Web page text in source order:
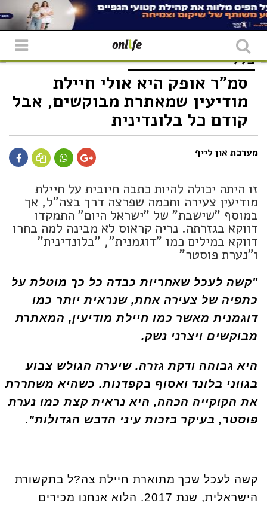
כללי
סמ"ר אופק היא אולי חיילת
מודיעין שמאתרת מבוקשים, אבל
קודם כל בלונדינית
מערכת און לייף
זו היתה יכולה להיות כתבה חיובית על חיילת
מודיעין צעירה וחכמה שפרצה דרך בצה"ל, אך
במוסף "שישבת" של "ישראל היום" התמקדו
דווקא בגזרתה. נריה קראוס לא מבינה למה בחרו
דווקא במילים כמו "דוגמנית", "בלונדינית"
ו"נערת פוסטר"
"קשה לעכל שאחריות כבדה כל כך מוטלת על
כתפיה של צעירה אחת, שנראית יותר כמו
דוגמנית מאשר כמו חיילת מודיעין, המאתרת
מבוקשים ויצרני נשק.
היא גבוהה ודקת גזרה. שיערה הגולש צבוע
בגווני בלונד ואסוף בקפדנות. כשהיא משחררת
את הקוקייה הכהה, היא נראית קצת כמו נערת
פוסטר, בעיקר בזכות עיני הדבש הגדולות".
קשה לעכל שכך מתוארת חיילת צה?ל בתקשורת
הישראלית, שנת 2017. הלוא אנחנו מכירים